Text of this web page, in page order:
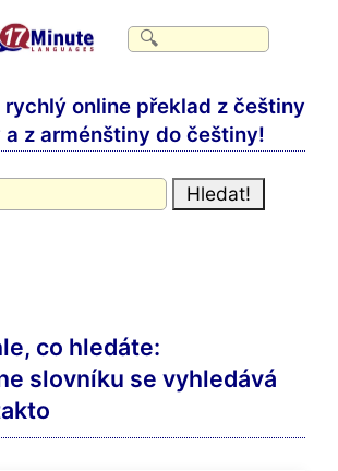
rychlý online překlad z češtiny
z arménštiny do češtiny!
co hledáte:
slovníku se vyhledává